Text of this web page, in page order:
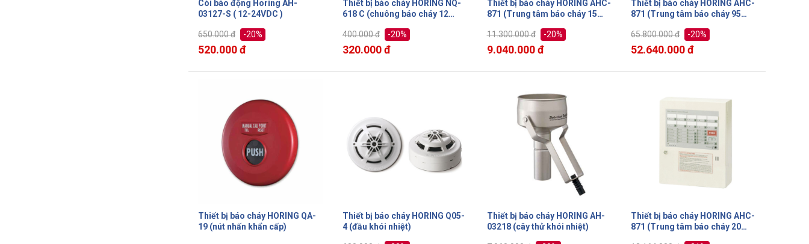
Còi báo động Horing AH-
03127-S ( 12-24VDC )
650.000 đ -20%
520.000 đ
Thiết bị báo cháy HORING NQ-
618 C (chuông báo cháy 12
400.000 đ
-20%
320.000 đ
Thiết bị báo cháy HORING AHC-
871 (Trung tâm báo cháy 15
11.300.000 đ
-20%
9.040.000 đ
Thiết bị báo cháy HORING AHC-
871 (Trung tâm báo cháy 95
65.800.000 đ
-20%
52.640.000 đ
Thiết bị báo cháy HORING QA-
19 (nút nhấn khẩn cấp)
Thiết bị báo cháy HORING Q05-
4 (đầu khói nhiệt)
Thiết bị báo cháy HORING AH-
03218 (cây thử khói nhiệt)
Thiết bị báo cháy HORING AHC-
871 (Trung tâm báo cháy 20